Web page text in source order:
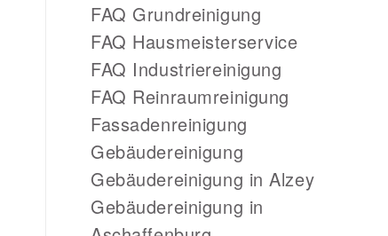
FAQ Grundreinigung
FAQ Hausmeisterservice
FAQ Industriereinigung
FAQ Reinraumreinigung
Fassadenreinigung
Gebäudereinigung
Gebäudereinigung in Alzey
Gebäudereinigung in